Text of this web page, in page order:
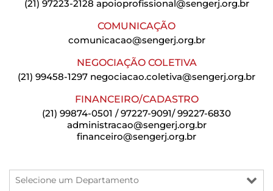
(21) 97223-2128 apoioprofissional@sengerj.org.br
COMUNICAÇÃO
comunicacao@sengerj.org.br
NEGOCIAÇÃO COLETIVA
(21) 99458-1297 negociacao.coletiva@sengerj.org.br
FINANCEIRO/CADASTRO
(21) 99874-0501 / 97227-9091/ 99227-6830
administracao@sengerj.org.br
financeiro@sengerj.org.br